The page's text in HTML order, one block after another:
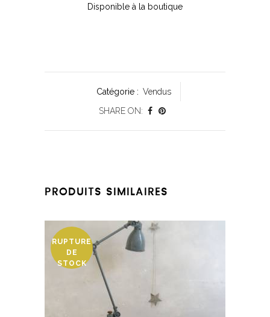
Disponible à la boutique
Catégorie : Vendus
SHARE ON:
PRODUITS SIMILAIRES
RUPTURE
DE
STOCK